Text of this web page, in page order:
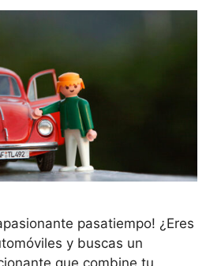
pasatiempo! ¿Eres
y buscas un